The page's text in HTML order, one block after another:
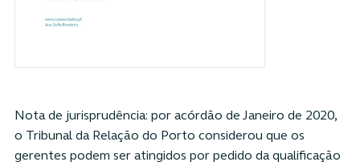
Nota de jurisprudência: por acórdão de Janeiro de 2020,
o Tribunal da Relação do Porto considerou que os
gerentes podem ser atingidos por pedido da qualificação